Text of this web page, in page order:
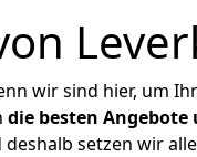
wir sind hier, um
die besten Angebote
setzen wir